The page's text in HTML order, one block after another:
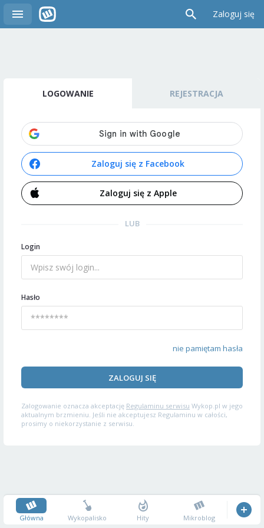
Zaloguj się
LOGOWANIE REJESTRACJA
Zaloguj się z Facebook
Zaloguj się z Apple
LUB
Login
Hasło
nie pamiętam hasła
ZALOGUJ SIĘ
Zalogowanie oznacza akceptację Regulaminu serwisu Wykop.pl w jego
aktualnym brzmieniu. Jeśli nie akceptujesz Regulaminu w całości,
prosimy o niekorzystanie z serwisu.
Główna Wykopalisko Hity Mikroblog